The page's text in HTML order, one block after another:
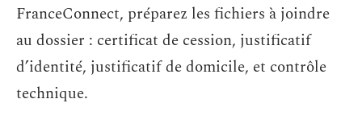
FranceConnect, préparez les fichiers à joindre
au dossier : certificat de cession, justificatif
d’identité, justificatif de domicile, et contrôle
technique.